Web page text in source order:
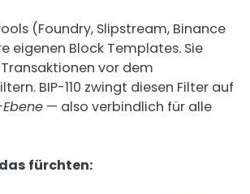
(Foundry, Slipstream, Binance
eigenen Block Templates. Sie
vor dem
BIP-110 zwingt diesen Filter auf
— also verbindlich für alle
fürchten: